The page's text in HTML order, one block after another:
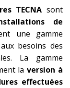
TECNA sont
de
une gamme
besoins des
La gamme
laversion à
effectuées